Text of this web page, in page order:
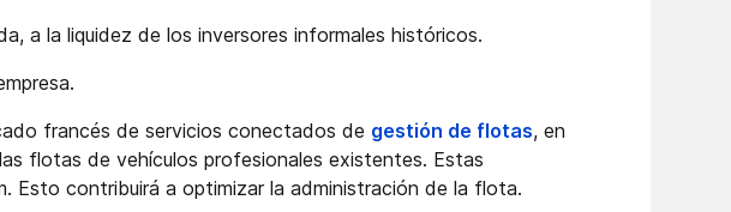
a la liquidez de los inversores informales históricos.
francés de servicios conectados de gestión de flotas, en
flotas de vehículos profesionales existentes. Estas
Esto contribuirá a optimizar la administración de la flota.